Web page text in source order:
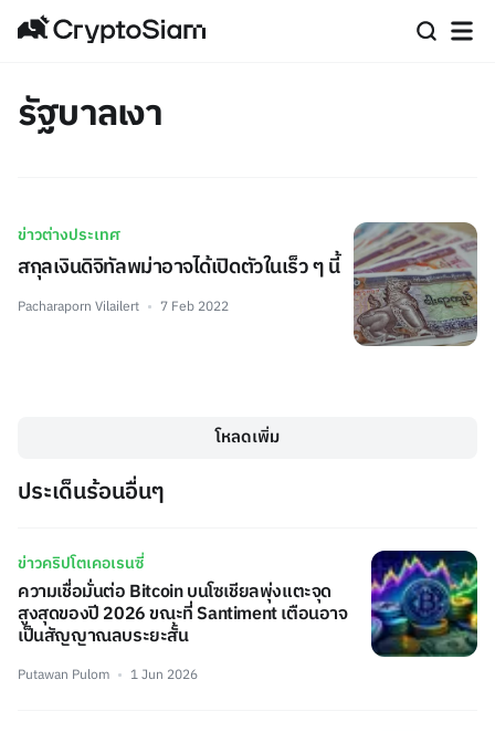
รัฐบาลเงา
ข่าวต่างประเทศ
สกุลเงินดิจิทัลพม่าอาจได้เปิดตัวในเร็ว ๆ นี้
Pacharaporn Vilailert 7 Feb 2022
โหลดเพิ่ม
ประเด็นร้อนอื่นๆ
ข่าวคริปโตเคอเรนซี่
ความเชื่อมั่นต่อ Bitcoin บนโซเชียลพุ่งแตะจุด
สูงสุดของปี 2026 ขณะที่ Santiment เตือนอาจ
เป็นสัญญาณลบระยะสั้น
Putawan Pulom 1 Jun 2026